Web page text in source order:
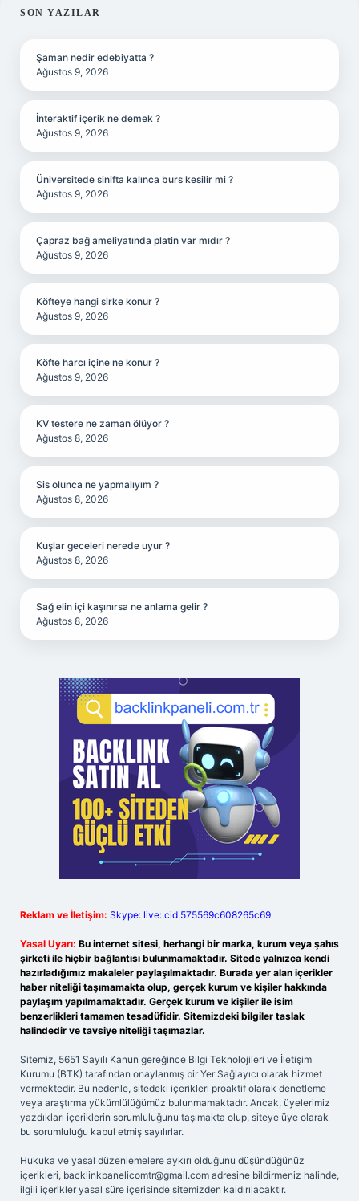
SIDEBAR
SON YAZILAR
Şaman nedir edebiyatta ?
Ağustos 9, 2026
İnteraktif içerik ne demek ?
Ağustos 9, 2026
Üniversitede sinifta kalınca burs kesilir mi ?
Ağustos 9, 2026
Çapraz bağ ameliyatında platin var mıdır ?
Ağustos 9, 2026
Köfteye hangi sirke konur ?
Ağustos 9, 2026
Köfte harcı içine ne konur ?
Ağustos 9, 2026
KV testere ne zaman ölüyor ?
Ağustos 8, 2026
Sis olunca ne yapmalıyım ?
Ağustos 8, 2026
Kuşlar geceleri nerede uyur ?
Ağustos 8, 2026
Sağ elin içi kaşınırsa ne anlama gelir ?
Ağustos 8, 2026
Reklam ve İletişim: Skype: live:.cid.575569c608265c69
Yasal Uyarı: Bu internet sitesi, herhangi bir marka, kurum veya şahıs
şirketi ile hiçbir bağlantısı bulunmamaktadır. Sitede yalnızca kendi
hazırladığımız makaleler paylaşılmaktadır. Burada yer alan içerikler
haber niteliği taşımamakta olup, gerçek kurum ve kişiler hakkında
paylaşım yapılmamaktadır. Gerçek kurum ve kişiler ile isim
benzerlikleri tamamen tesadüfidir. Sitemizdeki bilgiler taslak
halindedir ve tavsiye niteliği taşımazlar.
Sitemiz, 5651 Sayılı Kanun gereğince Bilgi Teknolojileri ve İletişim
Kurumu (BTK) tarafından onaylanmış bir Yer Sağlayıcı olarak hizmet
vermektedir. Bu nedenle, sitedeki içerikleri proaktif olarak denetleme
veya araştırma yükümlülüğümüz bulunmamaktadır. Ancak, üyelerimiz
yazdıkları içeriklerin sorumluluğunu taşımakta olup, siteye üye olarak
bu sorumluluğu kabul etmiş sayılırlar.
Hukuka ve yasal düzenlemelere aykırı olduğunu düşündüğünüz
içerikleri, backlinkpanelicomtr@gmail.com adresine bildirmeniz halinde,
ilgili içerikler yasal süre içerisinde sitemizden kaldırılacaktır.